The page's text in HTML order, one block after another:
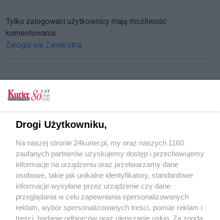
Tylko zalogowani użytkownicy mają możliwość
komentowania
Zaloguj się Zarejestruj
CZYTAJ TAKŻE
Letnia
Miejska Strefa Letnia po nowemu
Jasna strona mocy, czyli frisbee na plaży
POGODA
Drogi Użytkowniku,
Na naszej stronie 24kurier.pl, my oraz naszych 1160
zaufanych partnerów uzyskujemy dostęp i przechowujemy
informacje na urządzeniu oraz przetwarzamy dane
osobowe, takie jak unikalne identyfikatory, standardowe
informacje wysyłane przez urządzenie czy dane
przeglądania w celu zapewniania spersonalizowanych
reklam, wybór spersonalizowanych treści, pomiar reklam i
treści, badanie odbiorców oraz ulepszanie usług. Za zgodą